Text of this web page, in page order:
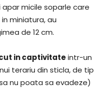
micile soparle care
miniatura, au
de 12 cm.
in captivitateintr-un
terariu din sticla, de tip
nu poata sa evadeze)